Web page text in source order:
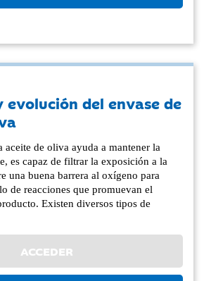
evolución del envase de
aceite de oliva ayuda a mantener la
es capaz de filtrar la exposición a la
una buena barrera al oxígeno para
de reacciones que promuevan el
Existen diversos tipos de
ACCEDER